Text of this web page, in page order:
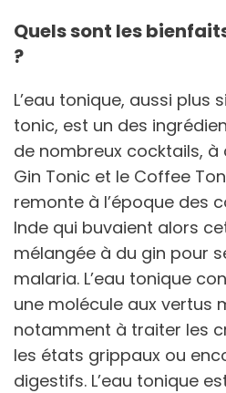
Quels sont les
?
L’eau tonique, aussi plus
tonic, est un des
de nombreux cocktails,
Gin Tonic et le Coffee
remonte à l’époque des
Inde qui buvaient alors
mélangée à du gin pour
malaria. L’eau tonique
une molécule aux vertus
notamment à traiter les
les états grippaux ou
digestifs. L’eau tonique